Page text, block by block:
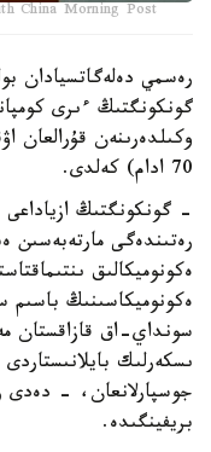
China Morning Post
رەسمي دەلەگاتسيادان
گونكونگتىڭ ءىرى
وكىلدەرىنەن قۇرالعان
70 ادام) كەلدى.
- گونكونگتىڭ
رەتىندەگى مارتەبەسىن
ەكونوميكالىق
ەكونوميكاسىنىڭ باسىم
سونداي-اق قازاقستان
ىسكەرلىك
جوسپارلانعان، - دەدى
بريفينگىدە.